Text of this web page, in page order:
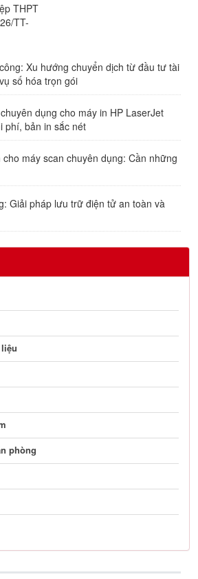
THPT
TT-
Xu hướng chuyển dịch từ đầu tư tài
số hóa trọn gói
dụng cho máy in HP LaserJet
phí, bản in sắc nét
máy scan chuyên dụng: Cần những
Giải pháp lưu trữ điện tử an toàn và
phòng